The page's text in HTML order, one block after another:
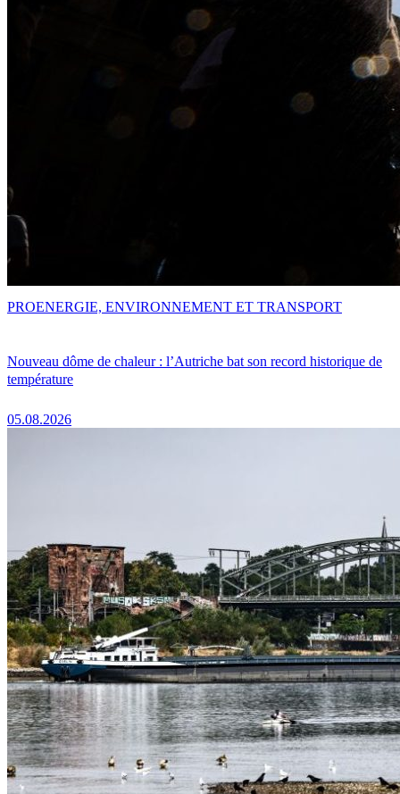
Nouveau dôme de chaleur : l’Autriche bat son record historique de
température
05.08.2026
PROENERGIE, ENVIRONNEMENT ET TRANSPORT